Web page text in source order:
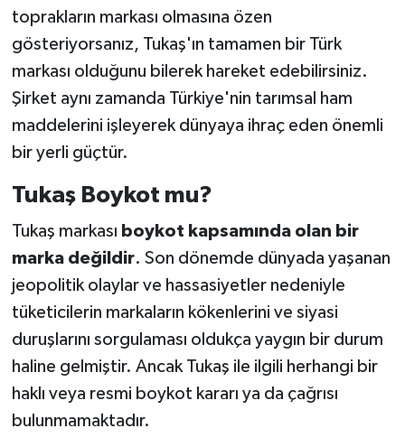
toprakların markası olmasına özen
gösteriyorsanız, Tukaş'ın tamamen bir Türk
markası olduğunu bilerek hareket edebilirsiniz.
Şirket aynı zamanda Türkiye'nin tarımsal ham
maddelerini işleyerek dünyaya ihraç eden önemli
bir yerli güçtür.
Tukaş Boykot mu?
Tukaş markası boykot kapsamında olan bir
marka değildir. Son dönemde dünyada yaşanan
jeopolitik olaylar ve hassasiyetler nedeniyle
tüketicilerin markaların kökenlerini ve siyasi
duruşlarını sorgulaması oldukça yaygın bir durum
haline gelmiştir. Ancak Tukaş ile ilgili herhangi bir
haklı veya resmi boykot kararı ya da çağrısı
bulunmamaktadır.